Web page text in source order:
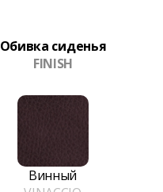
Обивка сиденья
FINISH
Винный